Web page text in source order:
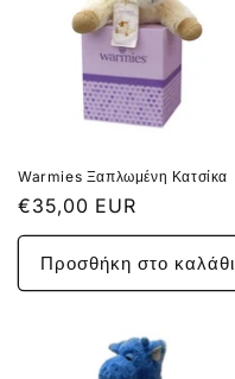
Warmies Ξαπλωμένη Κατσίκα
Κανονική
τιμή
€35,00 EUR
Προσθήκη στο καλάθι